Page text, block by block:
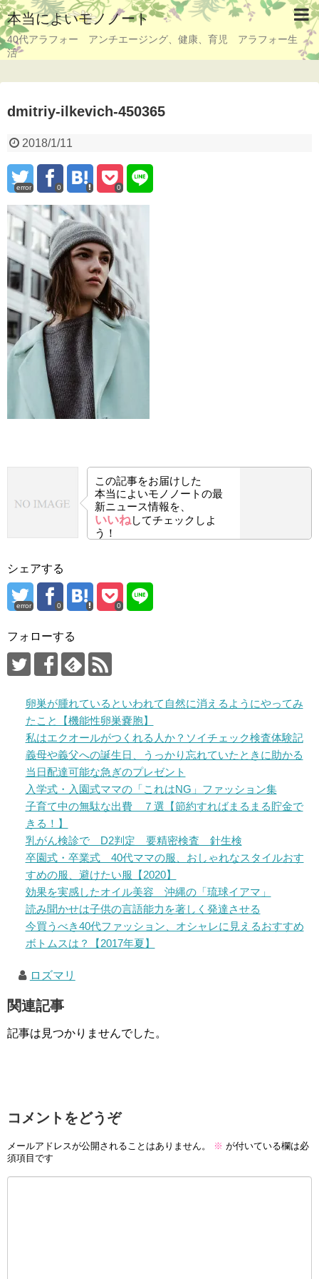
本当によいモノノート
40代アラフォー アンチエージング、健康、育児 アラフォー生
活
dmitriy-ilkevich-450365
2018/1/11
error 0 0
この記事をお届けした
本当によいモノノートの最
新ニュース情報を、
いいねしてチェックしよ
う！
シェアする
error 0 0
フォローする
卵巣が腫れているといわれて自然に消えるようにやってみ
たこと【機能性卵巣嚢胞】
私はエクオールがつくれる人か？ソイチェック検査体験記
義母や義父への誕生日、うっかり忘れていたときに助かる
当日配達可能な急ぎのプレゼント
入学式・入園式ママの「これはNG」ファッション集
子育て中の無駄な出費 ７選【節約すればまるまる貯金で
きる！】
乳がん検診で D2判定 要精密検査 針生検
卒園式・卒業式 40代ママの服、おしゃれなスタイルおす
すめの服、避けたい服【2020】
効果を実感したオイル美容 沖縄の「琉球イアマ」
読み聞かせは子供の言語能力を著しく発達させる
今買うべき40代ファッション、オシャレに見えるおすすめ
ボトムスは？【2017年夏】
ロズマリ
関連記事
記事は見つかりませんでした。
コメントをどうぞ
メールアドレスが公開されることはありません。 ※ が付いている欄は必
須項目です